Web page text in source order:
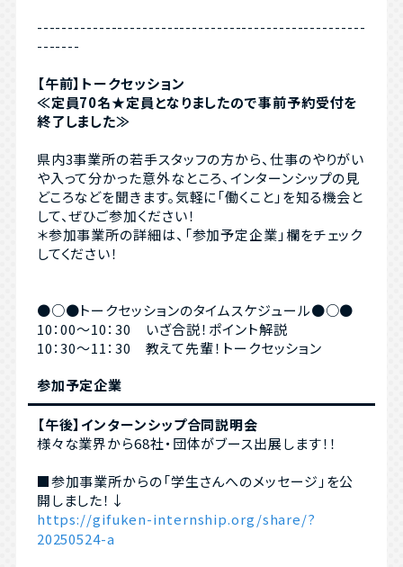
-----------------------------------------------------
-------
【午前】トークセッション
≪定員70名★定員となりましたので事前予約受付を
終了しました≫
県内3事業所の若手スタッフの方から、仕事のやりがい
や入って分かった意外なところ、インターンシップの見
どころなどを聞きます。気軽に「働くこと」を知る機会と
して、ぜひご参加ください！
＊参加事業所の詳細は、「参加予定企業」欄をチェック
してください！
●○●トークセッションのタイムスケジュール●○●
10：00～10：30 いざ合説！ポイント解説
10：30～11：30 教えて先輩！トークセッション
参加予定企業
【午後】インターンシップ合同説明会
様々な業界から68社・団体がブース出展します！！
■参加事業所からの「学生さんへのメッセージ」を公
開しました！↓
https://gifuken-internship.org/share/?
20250524-a